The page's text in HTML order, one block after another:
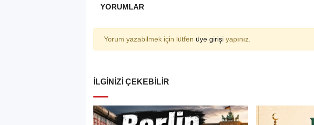
YORUMLAR
Yorum yazabilmek için lütfen üye girişi yapınız.
İLGINIZI ÇEKEBILIR